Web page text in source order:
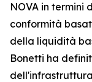
NOVA in termini
conformità
della liquidità
Bonetti ha